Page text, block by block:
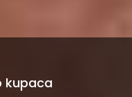
kupaca